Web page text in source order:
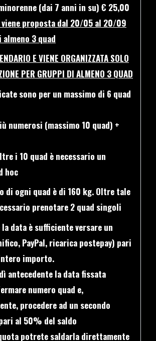
(dai 7 anni in su) € 25,00
viene proposta dal 20/05 al 20/09
3 quad
E VIENE ORGANIZZATA SOLO
PER GRUPPI DI ALMENO 3 QUAD
sono per un massimo di 6 quad
numerosi (massimo 10 quad) +
i 10 quad è necessario un
hoc
di ogni quad è di 160 kg. Oltre tale
prenotare 2 quad singoli
data è sufficiente versare un
PayPal, ricarica postepay) pari
importo.
antecedente la data fissata
numero quad e,
procedere ad un secondo
al 50% del saldo
potrete saldarla direttamente